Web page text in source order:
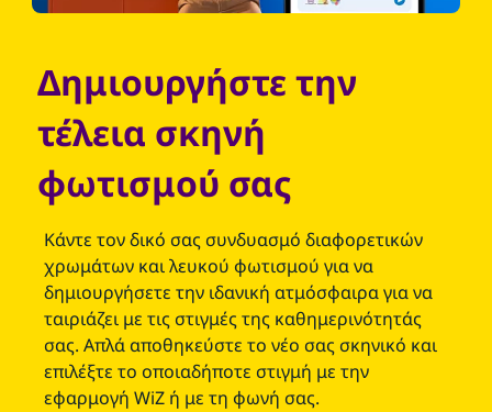
Δημιουργήστε την
τέλεια σκηνή
φωτισμού σας
Κάντε τον δικό σας συνδυασμό διαφορετικών
χρωμάτων και λευκού φωτισμού για να
δημιουργήσετε την ιδανική ατμόσφαιρα για να
ταιριάζει με τις στιγμές της καθημερινότητάς
σας. Απλά αποθηκεύστε το νέο σας σκηνικό και
επιλέξτε το οποιαδήποτε στιγμή με την
εφαρμογή WiZ ή με τη φωνή σας.